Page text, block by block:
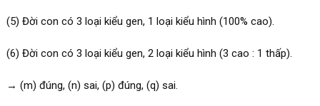
(5) Đời con có 3 loại kiểu gen, 1 loại kiểu hình (100% cao).
(6) Đời con có 3 loại kiểu gen, 2 loại kiểu hình (3 cao : 1 thấp).
→ (m) đúng, (n) sai, (p) đúng, (q) sai.